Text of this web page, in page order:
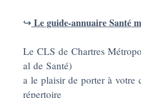
↪️ Le guide-annuaire Santé
Le CLS de Chartres
al de Santé)
a le plaisir de porter à votre
répertoire